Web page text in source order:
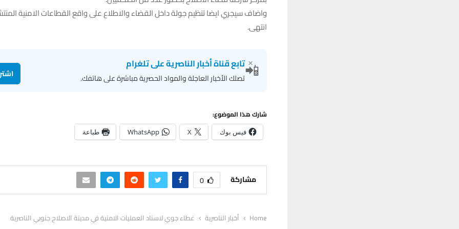
واضاف سيجري ايضا تنظيم جولة داخل القضاء والاطلاع على واقع القطاعات الامنية
انتهى.
×
📲تابع قناة أخبار الناصرية على تلغرام
تصلك الأخبار العاجلة والمواد الحصرية مباشرة على هاتفك.
شارك هذا الموضوع:
فيس بوك X
WhatsApp طباعة
مشاركة 0
Home أخبار الناصرية غطاء جوي لاسناد العمليات الامنية في مدينة الاصلاح جنوبي الناصرية